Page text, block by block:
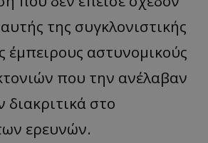
της συγκλονιστικής
έμπειρους αστυνομικούς
που την ανέλαβαν
διακριτικά στο
ερευνών.